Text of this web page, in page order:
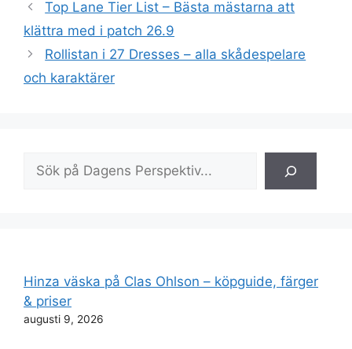
Top Lane Tier List – Bästa mästarna att
klättra med i patch 26.9
Rollistan i 27 Dresses – alla skådespelare
och karaktärer
Sök
Hinza väska på Clas Ohlson – köpguide, färger
& priser
augusti 9, 2026